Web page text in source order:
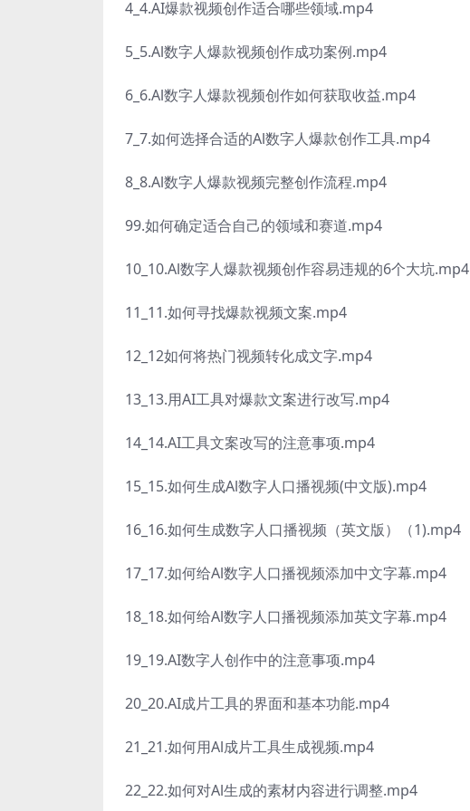
4_4.AI爆款视频创作适合哪些领域.mp4
5_5.Al数字人爆款视频创作成功案例.mp4
6_6.Al数字人爆款视频创作如何获取收益.mp4
7_7.如何选择合适的Al数字人爆款创作工具.mp4
8_8.Al数字人爆款视频完整创作流程.mp4
99.如何确定适合自己的领域和赛道.mp4
10_10.Al数字人爆款视频创作容易违规的6个大坑.mp4
11_11.如何寻找爆款视频文案.mp4
12_12如何将热门视频转化成文字.mp4
13_13.用AI工具对爆款文案进行改写.mp4
14_14.AI工具文案改写的注意事项.mp4
15_15.如何生成Al数字人口播视频(中文版).mp4
16_16.如何生成数字人口播视频（英文版）（1).mp4
17_17.如何给Al数字人口播视频添加中文字幕.mp4
18_18.如何给Al数字人口播视频添加英文字幕.mp4
19_19.AI数字人创作中的注意事项.mp4
20_20.AI成片工具的界面和基本功能.mp4
21_21.如何用Al成片工具生成视频.mp4
22_22.如何对Al生成的素材内容进行调整.mp4